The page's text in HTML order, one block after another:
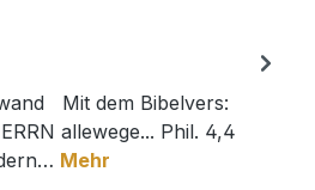
Mit dem Bibelvers:
allewege... Phil. 4,4
Mehr